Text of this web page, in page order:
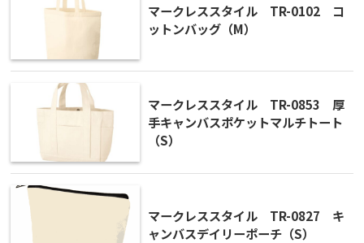
マークレススタイル TR-0102 コ
ットンバッグ（M）
マークレススタイル TR-0853 厚
手キャンバスポケットマルチトート
（S）
マークレススタイル TR-0827 キ
ャンバスデイリーポーチ（S）